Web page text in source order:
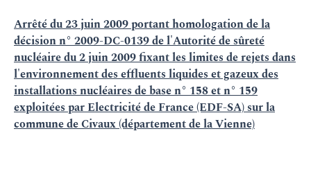
Arrêté du 23 juin 2009 portant homologation de la
décision n° 2009-DC-0139 de l'Autorité de sûreté
nucléaire du 2 juin 2009 fixant les limites de rejets dans
l'environnement des effluents liquides et gazeux des
installations nucléaires de base n° 158 et n° 159
exploitées par Electricité de France (EDF-SA) sur la
commune de Civaux (département de la Vienne)